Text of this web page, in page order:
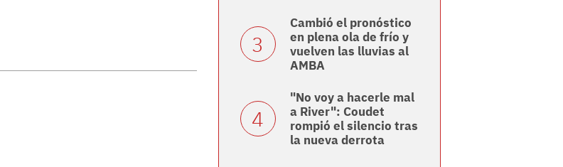
Cambió el pronóstico
en plena ola de frío y
vuelven las lluvias al
AMBA
"No voy a hacerle mal
a River": Coudet
rompió el silencio tras
la nueva derrota